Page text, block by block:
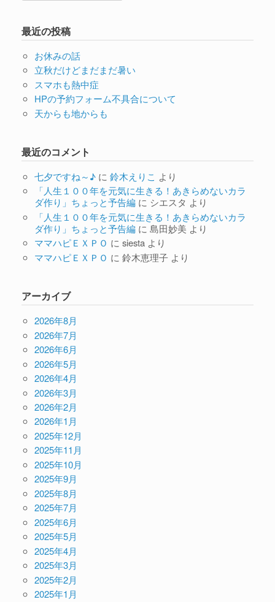
最近の投稿
お休みの話
立秋だけどまだまだ暑い
スマホも熱中症
HPの予約フォーム不具合について
天からも地からも
最近のコメント
七夕ですね～♪に 鈴木えりこ より
「人生１００年を元気に生きる！あきらめないカラ
ダ作り」ちょっと予告編に シエスタ より
「人生１００年を元気に生きる！あきらめないカラ
ダ作り」ちょっと予告編に 島田妙美 より
ママハピＥＸＰＯ に siestaより
ママハピＥＸＰＯ に 鈴木恵理子より
アーカイブ
2026年8月
2026年7月
2026年6月
2026年5月
2026年4月
2026年3月
2026年2月
2026年1月
2025年12月
2025年11月
2025年10月
2025年9月
2025年8月
2025年7月
2025年6月
2025年5月
2025年4月
2025年3月
2025年2月
2025年1月